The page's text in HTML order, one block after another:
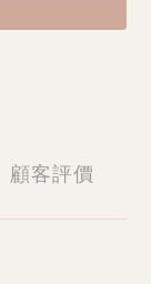
顧客評價